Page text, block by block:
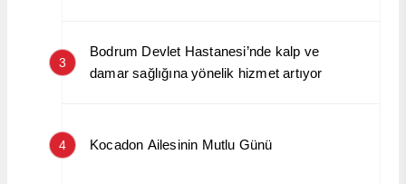
3
Bodrum Devlet Hastanesi’nde kalp ve
damar sağlığına yönelik hizmet artıyor
4 Kocadon Ailesinin Mutlu Günü